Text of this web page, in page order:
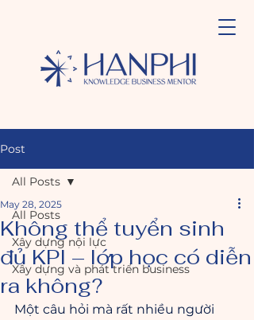
Post
All Posts
Xây dựng nội lực
Xây dựng và phát triển business
All Posts
Không thể tuyển sinh
đủ KPI – lớp học có diễn
ra không?
May 28, 2025
Một câu hỏi mà rất nhiều người